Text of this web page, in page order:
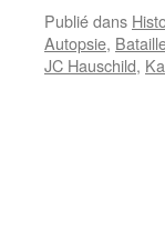
Publié dans
Autopsie,
JC Hauschild,